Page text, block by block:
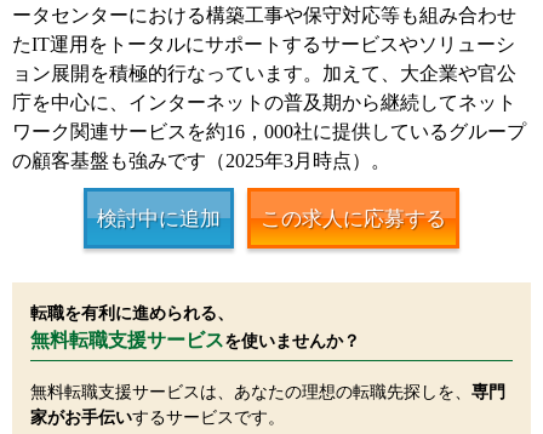
ータセンターにおける構築工事や保守対応等も組み合わせ
たIT運用をトータルにサポートするサービスやソリューシ
ョン展開を積極的行なっています。加えて、大企業や官公
庁を中心に、インターネットの普及期から継続してネット
ワーク関連サービスを約16，000社に提供しているグループ
の顧客基盤も強みです（2025年3月時点）。
検討中に追加 この求人に応募する
転職を有利に進められる、
無料転職支援サービスを使いませんか？
無料転職支援サービスは、あなたの理想の転職先探しを、 専門
家がお手伝いするサービスです。